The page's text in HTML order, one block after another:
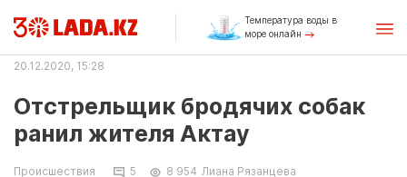
Температура воды в
море онлайн
20.12.2020, 15:28
Отстрельщик бродячих собак
ранил жителя Актау
Происшествия 5 8 954 Лиана Рязанцева